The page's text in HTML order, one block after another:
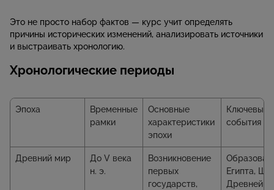
Это не просто набор фактов — курс учит определять
причины исторических изменений, анализировать источники
и выстраивать хронологию.
Хронологические периоды
Эпоха
Временные
рамки
Основные
характеристики
эпохи
Ключевые
события
Древний мир
До V века
н. э.
Возникновение
первых
государств,
Египта,
Древней